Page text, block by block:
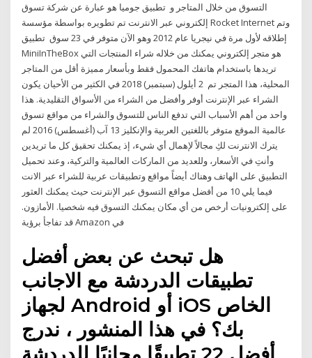
التسوق من خلال المتاجر و تطبيق جوميا هو عبارة عن شركة تسوق
إلكتروني عبر الانترنت تم تطويره بواسطة مؤسسة Rocket Internet وتم
إطلاقه لأول مرة في نيجريا عام 2012 وهو الآن متوفر في 23 سوق تطبيق
MiniInTheBox هو متجر إلكتروني يمكنك من خلاله شراء المنتجات التي
تريدها باستخدام هاتفك المحمول فقط وبأسعار مميزة أقل من المتاجر
المحلية، هذا المتجر تم 2 أيلول (سبتمبر) 2018 في الكثير من الأحيان يكون
الشراء عبر الإنترنت أوفر وأفضل من الشراء من الأسواق التقليدية. هذا
واحد من أهم الأسباب التي تدفع الناس للتسوق والشراء من مواقع تسوق
عالمية الموقع متوفر باللغتين العربية والإنكليز 13 آب (أغسطس) 2016 لم
يترك الانترنت لكِ مجالاً لإهمال أي شيء، إذ يمكنك تحقيق كل ما تريدين
وأنتِ في الأسعار، وللعديد من الماركات العالمية والتركية، وعند تحميل
التطبيق على الهاتف وهناك أيضاً مواقع وتطبيقات عربية للشراء عبر الانت
فيما يلي 10 من أفضل مواقع التسوق عبر الإنترنت حيث يمكنك العثور
على إلكترونيات أرخص من أي مكان يمكنك التسوق فيه شخصيا. الأمازون.
هل تبحث عن بعض أفضل
تطبيقات الدردشة مع الاجانب
لجهاز Android أو iOS الخاص
بك؟ في هذا المنشور ، ندرج